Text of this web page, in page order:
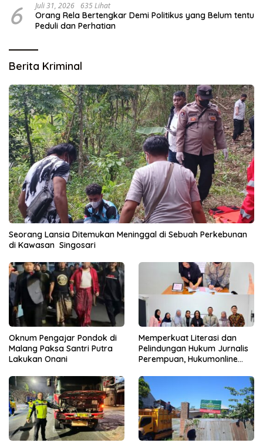
6 Juli 31, 2026 635 Lihat
Orang Rela Bertengkar Demi Politikus yang Belum tentu
Peduli dan Perhatian
Berita Kriminal
Seorang Lansia Ditemukan Meninggal di Sebuah Perkebunan
di Kawasan Singosari
Oknum Pengajar Pondok di
Malang Paksa Santri Putra
Lakukan Onani
Memperkuat Literasi dan
Pelindungan Hukum Jurnalis
Perempuan, Hukumonline
Gratis